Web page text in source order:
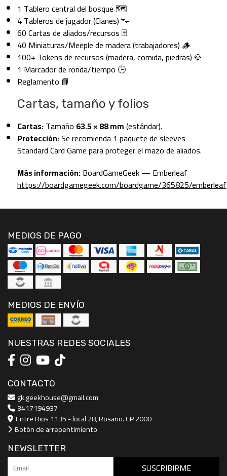
1 Tablero central del bosque 🗺️
4 Tableros de jugador (Clanes) 🐾
60 Cartas de aliados/recursos 🃏
40 Miniaturas/Meeple de madera (trabajadores) 🪵
100+ Tokens de recursos (madera, comida, piedras) 💎
1 Marcador de ronda/tiempo 🕒
Reglamento 📘
Cartas, tamaño y folios
Cartas:Tamaño 63.5 × 88 mm(estándar).
Protección:Se recomienda 1 paquete de sleeves
Standard Card Game para proteger el mazo de aliados.
Más información:BoardGameGeek — Emberleaf
https://boardgamegeek.com/boardgame/365825/emberleaf
MEDIOS DE PAGO
MEDIOS DE ENVÍO
NUESTRAS REDES SOCIALES
CONTACTO
gk.geekhouse@gmail.com
3417194937
Entre Rios 1135 - local 28, Rosario. CP 2000
Botón de arrepentimiento
NEWSLETTER
SUSCRIBIRME